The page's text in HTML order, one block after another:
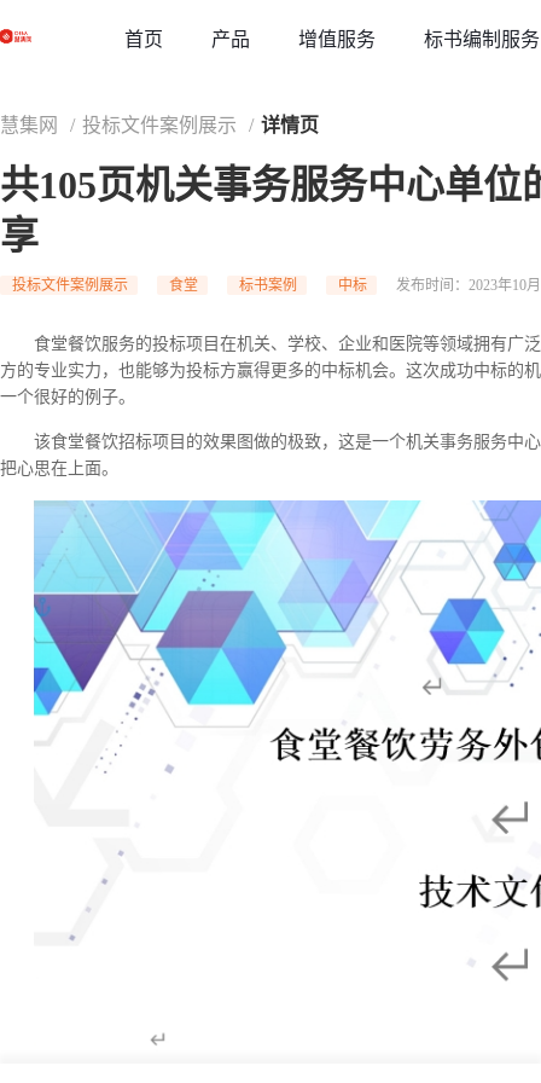
首页 产品 增值服务 标书编制服务
慧集网 / 投标文件案例展示 / 详情页
共105页机关事务服务中心单
享
投标文件案例展示 食堂 标书案例 中标 发布时间：2023年10
食堂餐饮服务的投标项目在机关、学校、企业和医院等领域拥有广
方的专业实力，也能够为投标方赢得更多的中标机会。这次成功中标的
一个很好的例子。
该食堂餐饮招标项目的效果图做的极致，这是一个机关事务服务中
把心思在上面。